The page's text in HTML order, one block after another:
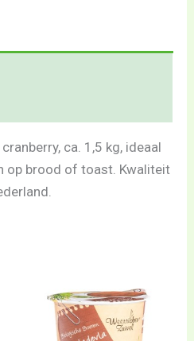
ca. 1,5 kg, ideaal
op brood of toast. Kwaliteit